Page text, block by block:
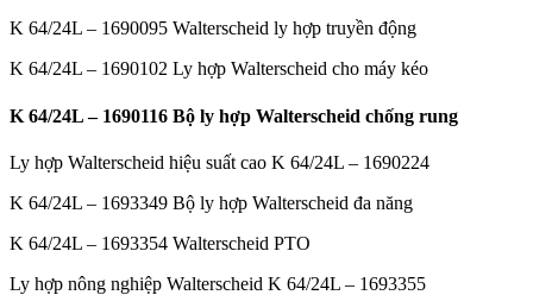
K 64/24L – 1690095 Walterscheid ly hợp truyền động
K 64/24L – 1690102 Ly hợp Walterscheid cho máy kéo
K 64/24L – 1690116 Bộ ly hợp Walterscheid chống rung
Ly hợp Walterscheid hiệu suất cao K 64/24L – 1690224
K 64/24L – 1693349 Bộ ly hợp Walterscheid đa năng
K 64/24L – 1693354 Walterscheid PTO
Ly hợp nông nghiệp Walterscheid K 64/24L – 1693355